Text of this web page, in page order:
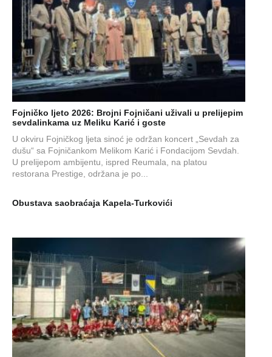
Fojničko ljeto 2026: Brojni Fojničani uživali u prelijepim
sevdalinkama uz Meliku Karić i goste
U okviru Fojničkog ljeta sinoć je održan koncert „Sevdah za
dušu“ sa Fojničankom Melikom Karić i Fondacijom Sevdah.
U prelijepom ambijentu, ispred Reumala, na platou
restorana Prestige, održana je po...
Obustava saobraćaja Kapela-Turkovići